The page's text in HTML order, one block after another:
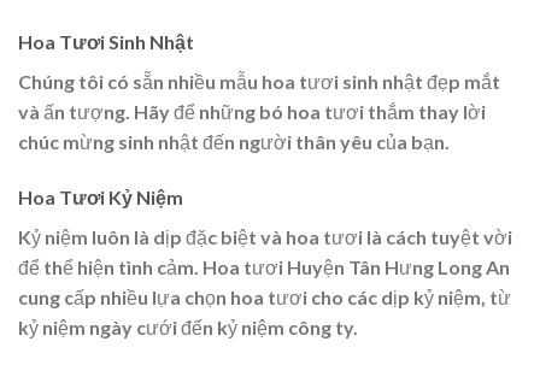
Hoa Tươi Sinh Nhật
Chúng tôi có sẵn nhiều mẫu hoa tươi sinh nhật đẹp mắt
và ấn tượng. Hãy để những bó hoa tươi thắm thay lời
chúc mừng sinh nhật đến người thân yêu của bạn.
Hoa Tươi Kỷ Niệm
Kỷ niệm luôn là dịp đặc biệt và hoa tươi là cách tuyệt vời
để thể hiện tình cảm. Hoa tươi Huyện Tân Hưng Long An
cung cấp nhiều lựa chọn hoa tươi cho các dịp kỷ niệm, từ
kỷ niệm ngày cưới đến kỷ niệm công ty.